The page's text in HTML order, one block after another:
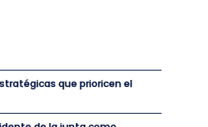
que prioricen el